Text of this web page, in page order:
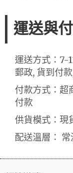
運送與
運送方式：7-
郵政, 貨到付
付款方式：超
付款
供貨模式：現
配送溫層： 常